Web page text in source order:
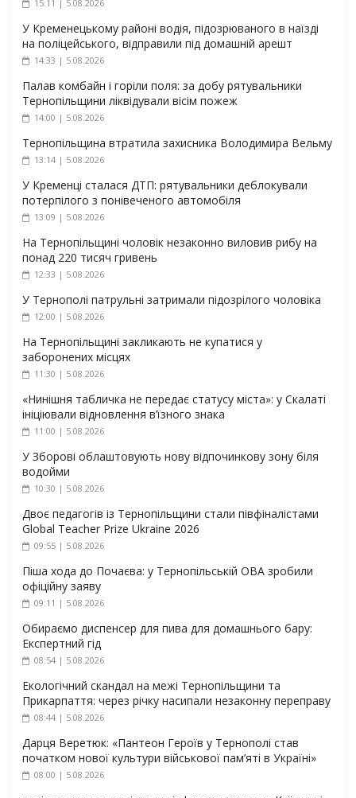
15:11 | 5.08.2026
У Кременецькому районі водія, підозрюваного в наїзді
на поліцейського, відправили під домашній арешт
14:33 | 5.08.2026
Палав комбайн і горіли поля: за добу рятувальники
Тернопільщини ліквідували вісім пожеж
14:00 | 5.08.2026
Тернопільщина втратила захисника Володимира Вельму
13:14 | 5.08.2026
У Кременці сталася ДТП: рятувальники деблокували
потерпілого з понівеченого автомобіля
13:09 | 5.08.2026
На Тернопільщині чоловік незаконно виловив рибу на
понад 220 тисяч гривень
12:33 | 5.08.2026
У Тернополі патрульні затримали підозрілого чоловіка
12:00 | 5.08.2026
На Тернопільщині закликають не купатися у
заборонених місцях
11:30 | 5.08.2026
«Нинішня табличка не передає статусу міста»: у Скалаті
ініціювали відновлення в’їзного знака
11:00 | 5.08.2026
У Зборові облаштовують нову відпочинкову зону біля
водойми
10:30 | 5.08.2026
Двоє педагогів із Тернопільщини стали півфіналістами
Global Teacher Prize Ukraine 2026
09:55 | 5.08.2026
Піша хода до Почаєва: у Тернопільській ОВА зробили
офіційну заяву
09:11 | 5.08.2026
Обираємо диспенсер для пива для домашнього бару:
Експертний гід
08:54 | 5.08.2026
Екологічний скандал на межі Тернопільщини та
Прикарпаття: через річку насипали незаконну переправу
08:44 | 5.08.2026
Дарця Веретюк: «Пантеон Героїв у Тернополі став
початком нової культури військової пам’яті в Україні»
08:00 | 5.08.2026